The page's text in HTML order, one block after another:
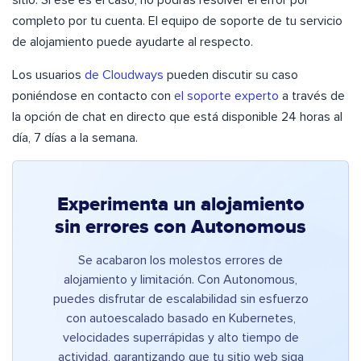
completo por tu cuenta. El equipo de soporte de tu servicio
de alojamiento puede ayudarte al respecto.
Los usuarios de Cloudways pueden discutir su caso
poniéndose en contacto con el soporte experto a través de
la opción de chat en directo que está disponible 24 horas al
día, 7 días a la semana.
Experimenta un alojamiento
sin errores con Autonomous
Se acabaron los molestos errores de
alojamiento y limitación. Con Autonomous,
puedes disfrutar de escalabilidad sin esfuerzo
con autoescalado basado en Kubernetes,
velocidades superrápidas y alto tiempo de
actividad, garantizando que tu sitio web siga